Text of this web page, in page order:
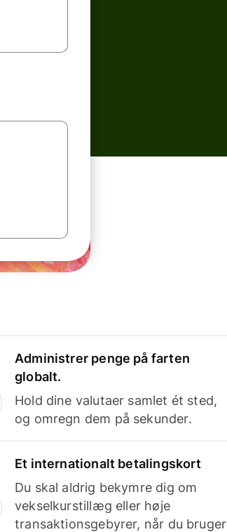
Administrer penge på farten
globalt.
Hold dine valutaer samlet ét sted,
og omregn dem på sekunder.
Et internationalt betalingskort
Du skal aldrig bekymre dig om
vekselkurstillæg eller høje
transaktionsgebyrer, når du bruger